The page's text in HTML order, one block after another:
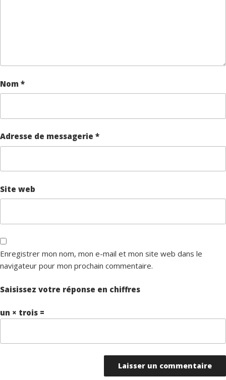
Nom *
Adresse de messagerie *
Site web
Enregistrer mon nom, mon e-mail et mon site web dans le
navigateur pour mon prochain commentaire.
Saisissez votre réponse en chiffres
un × trois =